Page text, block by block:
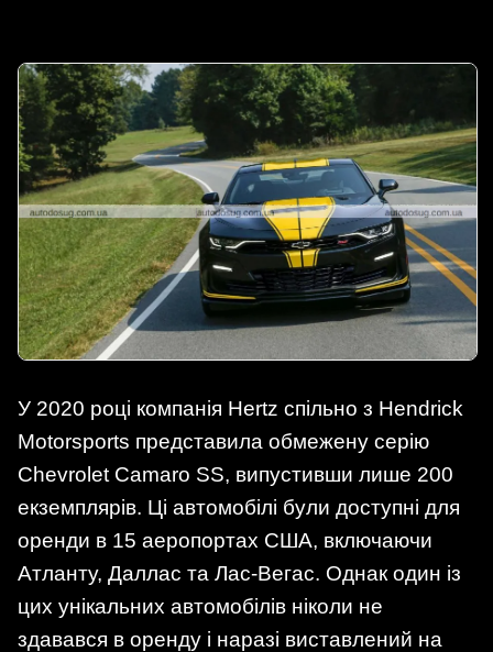
У 2020 році компанія Hertz спільно з Hendrick
Motorsports представила обмежену серію
Chevrolet Camaro SS, випустивши лише 200
екземплярів. Ці автомобілі були доступні для
оренди в 15 аеропортах США, включаючи
Атланту, Даллас та Лас-Вегас. Однак один із
цих унікальних автомобілів ніколи не
здавався в оренду і наразі виставлений на